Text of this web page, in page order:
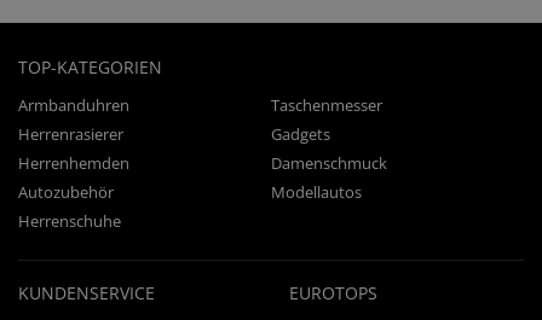
TOP-KATEGORIEN
Armbanduhren
Taschenmesser
Herrenrasierer
Gadgets
Herrenhemden
Damenschmuck
Autozubehör
Modellautos
Herrenschuhe
KUNDENSERVICE EUROTOPS